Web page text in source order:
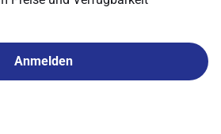
Anmelden